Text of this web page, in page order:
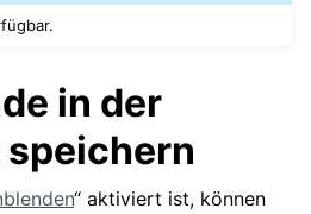
in der
“ aktiviert ist, können